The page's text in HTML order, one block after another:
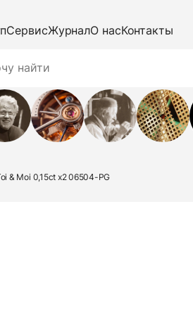
СервисЖурналО насКонтакты
& Moi 0,15ct x2 06504-PG